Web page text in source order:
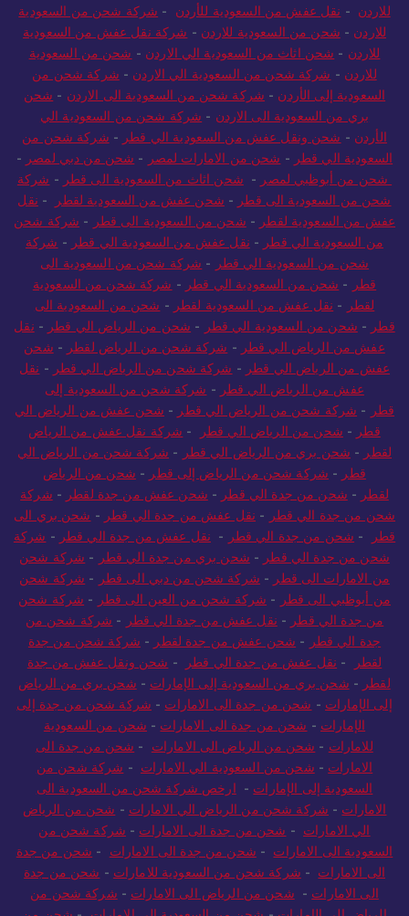
للاردن - نقل عفش من السعودية للأردن - شركة شحن من السعودية
للاردن - شحن من السعودية للاردن - شركة نقل عفش من السعودية
للاردن - شحن اثاث من السعودية الي الاردن - شحن من السعودية
للاردن - شركة شحن من السعودية الي الاردن - شركة شحن من
السعودية إلى الأردن - شركة شحن من السعودية الى الاردن - شحن
بري من السعودية الى الاردن - شركة شحن من السعودية الي
الأردن - شحن ونقل عفش من السعودية الي قطر - شركة شحن من
السعودية الي قطر - شحن من الامارات لمصر - شحن من دبي لمصر -
شحن من أبوظبي لمصر - شحن اثاث من السعودية الى قطر - شركة
شحن من السعودية الى قطر - شحن عفش من السعودية لقطر - نقل
عفش من السعودية لقطر - شحن من السعودية الى قطر - شركة شحن
من السعودية الي قطر - نقل عفش من السعودية الي قطر - شركة
شحن من السعودية الي قطر - شركة شحن من السعودية الى
قطر - شحن من السعودية الي قطر - شركة شحن من السعودية
لقطر - نقل عفش من السعودية لقطر - شحن من السعودية الى
قطر - شحن من السعودية الي قطر - شحن من الرياض الي قطر - نقل
عفش من الرياض الي قطر - شركة شحن من الرياض لقطر - شحن
عفش من الرياض الي قطر - شركة شحن من الرياض الي قطر - نقل
عفش من الرياض الي قطر - شركة شحن من السعودية إلى
قطر - شركة شحن من الرياض الي قطر - شحن عفش من الرياض الي
قطر - شحن من الرياض الي قطر - شركة نقل عفش من الرياض
لقطر - شحن بري من الرياض الي قطر - شركة شحن من الرياض الي
قطر - شركة شحن من الرياض إلى قطر - شحن من الرياض
لقطر - شحن من جدة الي قطر - شحن عفش من جدة لقطر - شركة
شحن من جدة الي قطر - نقل عفش من جدة الي قطر - شحن بري الى
قطر
- شحن من جدة الي قطر - نقل عفش من جدة الي قطر - شركة
شحن من جدة الي قطر - شحن بري من جدة الي قطر - شركة شحن
من الامارات الى قطر - شركة شحن من دبي الى قطر - شركة شحن
من أبوظبي الى قطر - شركة شحن من العين الى قطر - شركة شحن
من جدة الي قطر - نقل عفش من جدة الي قطر - شركة شحن من
جدة الي قطر - شحن عفش من جدة لقطر - شركة شحن من جدة
لقطر
- نقل عفش من جدة الي قطر - شحن ونقل عفش من جدة
لقطر - شحن بري من السعودية إلى الإمارات - شحن بري من الرياض
إلى الإمارات - شحن من جدة الى الامارات - شركة شحن من جدة إلى
الإمارات - شحن من جدة الى الامارات - شحن من السعودية
للامارات - شحن من الرياض الى الامارات - شحن من جدة الى
الامارات - شحن من السعودية الي الامارات - شركة شحن من
السعودية إلى الإمارات - ارخص شركة شحن من السعودية الى
الامارات - شركة شحن من الرياض الي الامارات - شحن من الرياض
الي الامارات - شحن من جدة الى الامارات - شركة شحن من
السعودية الى الامارات - شحن من جدة الى الامارات - شحن من جدة
الى الامارات - شركة شحن من السعودية للامارات - شحن من جدة
الى الامارات - شحن من الرياض الى الامارات - شركة شحن من